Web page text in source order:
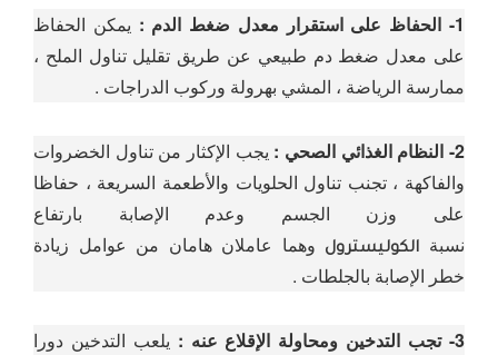
1- الحفاظ على استقرار معدل ضغط الدم :
يمكن الحفاظ
على معدل ضغط دم طبيعي عن طريق تقليل تناول الملح ،
ممارسة الرياضة ، المشي بهرولة وركوب الدراجات .
2- النظام الغذائي الصحي :
يجب الإكثار من تناول الخضروات
والفاكهة ، تجنب تناول الحلويات والأطعمة السريعة ، حفاظا
على وزن الجسم وعدم الإصابة بارتفاع
نسبة
الكوليسترول
وهما عاملان هامان من عوامل زيادة
خطر الإصابة بالجلطات .
3- تجب التدخين ومحاولة الإقلاع عنه :
يلعب التدخين دورا